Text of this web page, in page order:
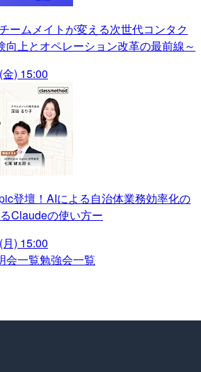
ームメイトが変える次世代コンタク
向上とオペレーション改革の最前線～
) 15:00
登壇！AIによる自治体業務効率化の
Claudeの使い方ー
) 15:00
会一覧勉強会一覧